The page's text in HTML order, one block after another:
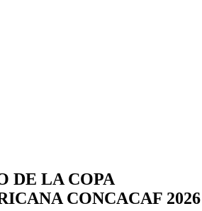
DE LA COPA
CONCACAF 2026